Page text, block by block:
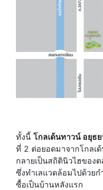
ทั้งนี้ โกลเด้นทาวน์ อยุธ
ที่ 2 ต่อยอดมาจากโกลเ
กลายเป็นสถิตินิวไฮของ
ซึ่งทำเลแวดล้อมไปด้วย
ซื้อเป็นบ้านหลังแรก